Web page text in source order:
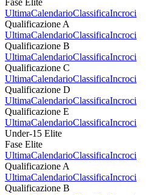
UltimaCalendarioClassificaIncroci
Qualificazione A
UltimaCalendarioClassificaIncroci
Qualificazione B
UltimaCalendarioClassificaIncroci
Qualificazione C
UltimaCalendarioClassificaIncroci
Qualificazione D
UltimaCalendarioClassificaIncroci
Qualificazione E
UltimaCalendarioClassificaIncroci
Under-15 Elite
Fase Elite
UltimaCalendarioClassificaIncroci
Qualificazione A
UltimaCalendarioClassificaIncroci
Qualificazione B